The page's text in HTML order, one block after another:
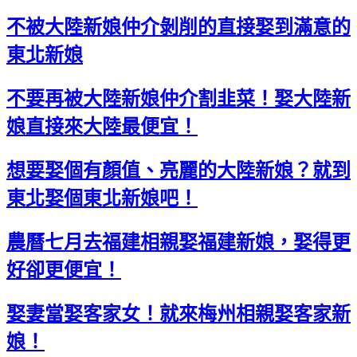
不被大陸新娘仲介剝削的直接娶到滿意的
東北新娘
不要再被大陸新娘仲介割韭菜！娶大陸新
娘直接來大陸最便宜！
想要娶個有顏值、亮麗的大陸新娘？就到
東北娶個東北新娘吧！
農曆七月去福建相親娶福建新娘，娶得更
好卻更便宜！
娶妻當娶客家女！就來梅州相親娶客家新
娘！